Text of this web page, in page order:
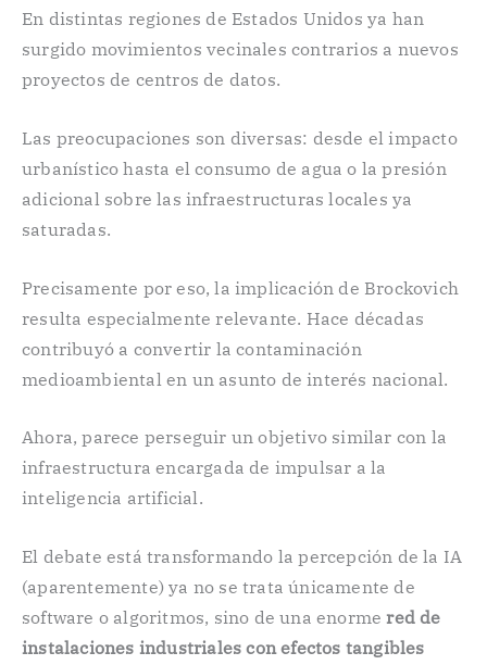
En distintas regiones de Estados Unidos ya han
surgido movimientos vecinales contrarios a nuevos
proyectos de centros de datos.
Las preocupaciones son diversas: desde el impacto
urbanístico hasta el consumo de agua o la presión
adicional sobre las infraestructuras locales ya
saturadas.
Precisamente por eso, la implicación de Brockovich
resulta especialmente relevante. Hace décadas
contribuyó a convertir la contaminación
medioambiental en un asunto de interés nacional.
Ahora, parece perseguir un objetivo similar con la
infraestructura encargada de impulsar a la
inteligencia artificial.
El debate está transformando la percepción de la IA
(aparentemente) ya no se trata únicamente de
software o algoritmos, sino de una enormered de
instalaciones industriales con efectos tangibles